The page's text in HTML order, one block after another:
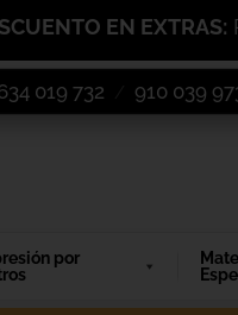
EN EXTRAS:
019 732 910 039
por